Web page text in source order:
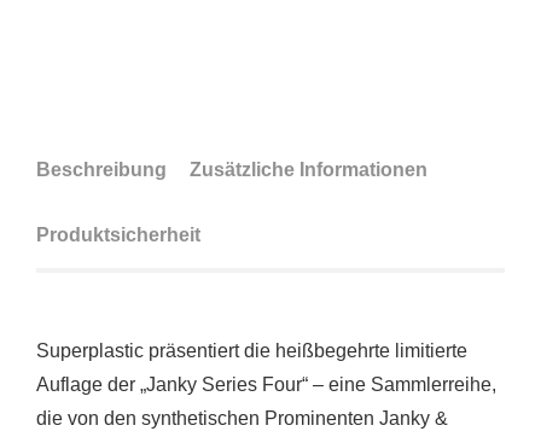
Beschreibung Zusätzliche Informationen
Produktsicherheit
Superplastic präsentiert die heißbegehrte limitierte
Auflage der „Janky Series Four“ – eine Sammlerreihe,
die von den synthetischen Prominenten Janky &